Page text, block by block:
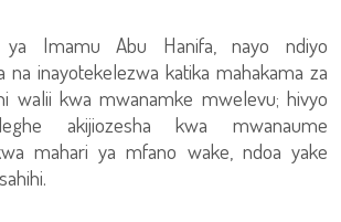
ya Imamu Abu Hanifa, nayo ndiyo
na inayotekelezwa katika mahakama za
walii kwa mwanamke mwelevu; hivyo
akijiozesha kwa mwanaume
mahari ya mfano wake, ndoa yake